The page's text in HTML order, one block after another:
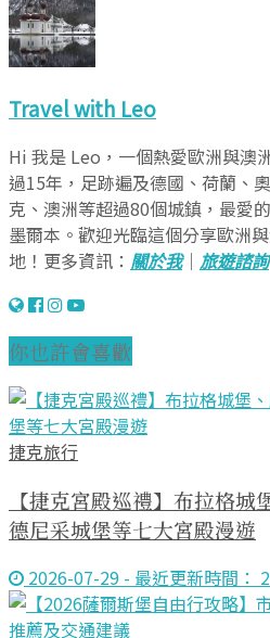
Travel with Leo
Hi 我是 Leo，一個熱愛歐洲與澳
過15年，足跡遍及德國、荷蘭、
克、澳洲等超過80個城鎮，最愛
墨爾本。歡迎光臨這個分享歐洲
地！更多資訊： 關於我｜ 旅遊諮詢
你也許會喜歡
捷克旅行
【捷克宮殿巡禮】布拉格
德尼采城堡等七大宮殿漫遊
2026-07-29 - 最近更新時間：